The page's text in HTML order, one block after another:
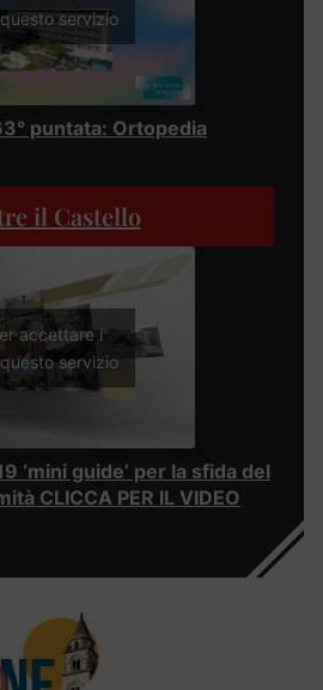
servizio
puntata: Ortopedia
il Castello
accettare i
servizio
‘mini guide’ per la sfida del
CLICCA PER IL VIDEO